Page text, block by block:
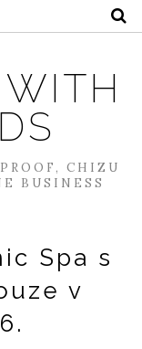
CHIZU
BUSINESS
Spa s
v